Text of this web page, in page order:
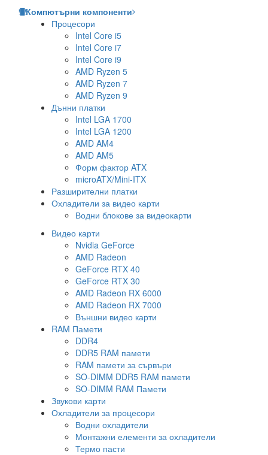
Компютърни компоненти
Процесори
Intel Core i5
Intel Core i7
Intel Core i9
AMD Ryzen 5
AMD Ryzen 7
AMD Ryzen 9
Дънни платки
Intel LGA 1700
Intel LGA 1200
AMD AM4
AMD AM5
Форм фактор ATX
microATX/Mini-ITX
Разширителни платки
Охладители за видео карти
Водни блокове за видеокарти
Видео карти
Nvidia GeForce
AMD Radeon
GeForce RTX 40
GeForce RTX 30
AMD Radeon RX 6000
AMD Radeon RX 7000
Външни видео карти
RAM Памети
DDR4
DDR5 RAM памети
RAM памети за сървъри
SO-DIMM DDR5 RAM памети
SO-DIMM RAM Памети
Звукови карти
Охладители за процесори
Водни охладители
Монтажни елементи за охладители
Термо пасти